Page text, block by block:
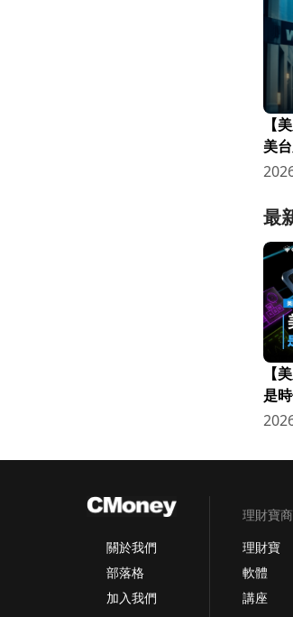
【
美
最
【
是
關於我們
部落格
加入我們
理財寶
理財寶
軟體
講座